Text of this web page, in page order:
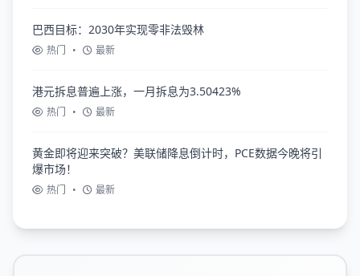
巴西目标：2030年实现零非法毁林
热门 • 最新
港元拆息普遍上涨，一月拆息为3.50423%
热门 • 最新
黄金即将迎来突破？美联储降息倒计时，PCE数据今晚将引
爆市场！
热门 • 最新